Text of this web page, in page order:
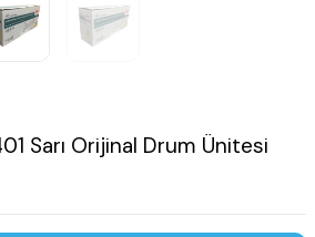
Sarı Orijinal Drum Ünitesi